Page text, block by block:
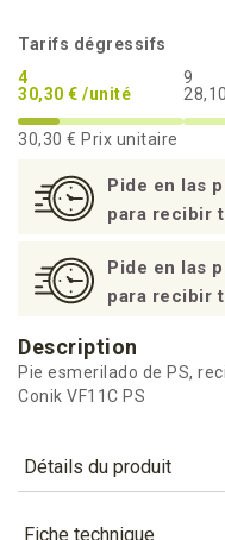
Tarifs dégressifs
4
30,30 € /unité
9
30,30 € Prix unitaire
Pide en las
para recibir
Pide en las
para recibir
Description
Pie esmerilado de PS,
Conik VF11C PS
Détails du produit
Référence PVC1C
Fiche technique